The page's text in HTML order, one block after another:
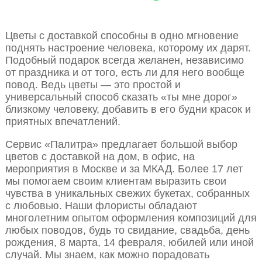
Цветы с доставкой способны в одно мгновение
поднять настроение человека, которому их дарят.
Подобный подарок всегда желанен, независимо
от праздника и от того, есть ли для него вообще
повод. Ведь цветы — это простой и
универсальный способ сказать «ты мне дорог»
близкому человеку, добавить в его будни красок и
приятных впечатлений.
Сервис «Палитра» предлагает большой выбор
цветов с доставкой на дом, в офис, на
мероприятия в Москве и за МКАД. Более 17 лет
мы помогаем своим клиентам выразить свои
чувства в уникальных свежих букетах, собранных
с любовью. Наши флористы обладают
многолетним опытом оформления композиций для
любых поводов, будь то свидание, свадьба, день
рождения, 8 марта, 14 февраля, юбилей или иной
случай. Мы знаем, как можно порадовать